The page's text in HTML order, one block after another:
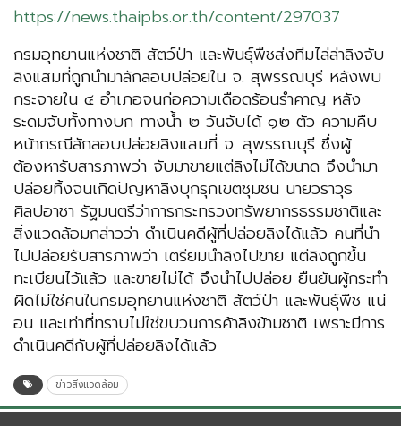
https://news.thaipbs.or.th/content/297037
กรมอุทยานแห่งชาติ สัตว์ป่า และพันธ์ุพืชส่งทีมไล่ล่าลิงจับ
ลิงแสมที่ถูกนำมาลักลอบปล่อยใน จ. สุพรรณบุรี หลังพบ
กระจายใน ๔ อำเภอจนก่อความเดือดร้อนรำคาญ หลัง
ระดมจับทั้งทางบก ทางน้ำ ๒ วันจับได้ ๑๒ ตัว ความคืบ
หน้ากรณีลักลอบปล่อยลิงแสมที่ จ. สุพรรณบุรี ซึ่งผู้
ต้องหารับสารภาพว่า จับมาขายแต่ลิงไม่ได้ขนาด จึงนำมา
ปล่อยทิ้งจนเกิดปัญหาลิงบุกรุกเขตชุมชน นายวราวุธ
ศิลปอาชา รัฐมนตรีว่าการกระทรวงทรัพยากรธรรมชาติและ
สิ่งแวดล้อมกล่าวว่า ดำเนินคดีผู้ที่ปล่อยลิงได้แล้ว คนที่นำ
ไปปล่อยรับสารภาพว่า เตรียมนำลิงไปขาย แต่ลิงถูกขึ้น
ทะเบียนไว้แล้ว และขายไม่ได้ จึงนำไปปล่อย ยืนยันผู้กระทำ
ผิดไม่ใช่คนในกรมอุทยานแห่งชาติ สัตว์ป่า และพันธ์ุพืช แน่
อน และเท่าที่ทราบไม่ใช่ขบวนการค้าลิงข้ามชาติ เพราะมีการ
ดำเนินคดีกับผู้ที่ปล่อยลิงได้แล้ว
ข่าวสิ่งแวดล้อม